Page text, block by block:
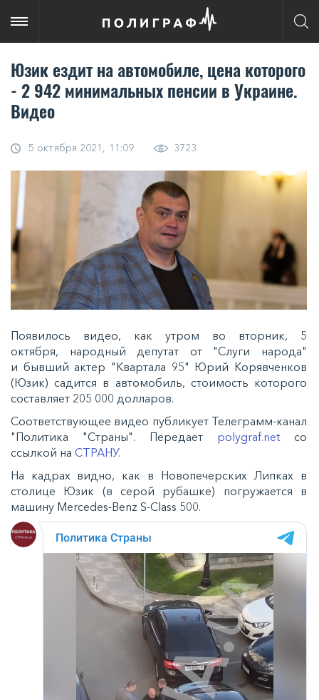
Юзик ездит на автомобиле, цена которого
- 2 942 минимальных пенсии в Украине.
Видео
5 октября 2021, 11:09 3723
Появилось видео, как утром во вторник, 5
октября, народный депутат от "Слуги народа"
и бывший актер "Квартала 95" Юрий Корявченков
(Юзик) садится в автомобиль, стоимость которого
составляет 205 000 долларов.
Соответствующее видео публикует Телеграмм-канал
"Политика "Страны". Передает polygraf.net со
ссылкой на СТРАНУ.
На кадрах видно, как в Новопечерских Липках в
столице Юзик (в серой рубашке) погружается в
машину Mercedes-Benz S-Class 500.